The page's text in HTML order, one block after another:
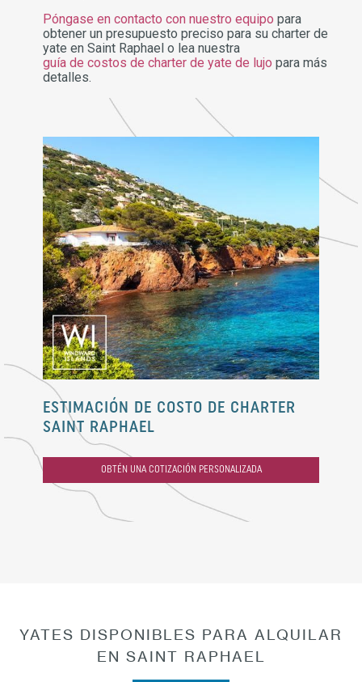
Póngase en contacto con nuestro equipo para
obtener un presupuesto preciso para su charter de
yate en Saint Raphael o lea nuestra
guía de costos de charter de yate de lujo para más
detalles.
ESTIMACIÓN DE COSTO DE CHARTER
SAINT RAPHAEL
OBTÉN UNA COTIZACIÓN PERSONALIZADA
YATES DISPONIBLES PARA ALQUILAR
EN SAINT RAPHAEL